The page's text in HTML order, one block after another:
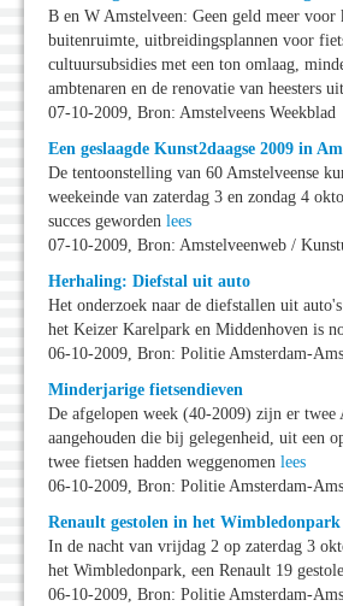
B en W Amstelveen: Geen geld meer voor
buitenruimte, uitbreidingsplannen voor
cultuursubsidies met een ton omlaag,
ambtenaren en de renovatie van heesters
07-10-2009, Bron: Amstelveens Weekblad
Een geslaagde Kunst2daagse 2009 in
De tentoonstelling van 60 Amstelveense
weekeinde van zaterdag 3 en zondag 4
succes geworden lees
07-10-2009, Bron: Amstelveenweb /
Herhaling: Diefstal uit auto
Het onderzoek naar de diefstallen uit
het Keizer Karelpark en Middenhoven is
06-10-2009, Bron: Politie Amsterdam-
Minderjarige fietsendieven
De afgelopen week (40-2009) zijn er twee
aangehouden die bij gelegenheid, uit een
twee fietsen hadden weggenomen lees
06-10-2009, Bron: Politie Amsterdam-
Renault gestolen in het Wimbledonpark
In de nacht van vrijdag 2 op zaterdag 3
het Wimbledonpark, een Renault 19
06-10-2009, Bron: Politie Amsterdam-